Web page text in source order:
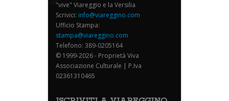
"vive" Viareggio e la Versilia
Scrivici: info@viareggino.com
Ufficio Stampa:
stampa@viareggino.com
Telefono: 389-0205164
© 1999-2026 - Proprietà Viva
Associazione Culturale | P.Iva
02361310465